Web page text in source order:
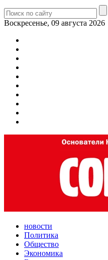
Воскресенье, 09 августа 2026
новости
Политика
Общество
Экономика